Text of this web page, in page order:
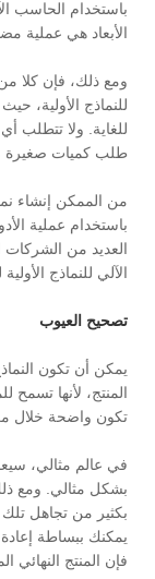
باستخدام الحاسب
الأبعاد هي عملية
للنماذج الأولية،
للغاية. ولا تتطلب
طلب كميات صغيرة
من الممكن إنشاء
باستخدام عملية
العديد من الشركات
الآلي للنماذج
تصحيح العيوب
يمكن أن تكون
المنتج، لأنها تسمح
تكون واضحة خلال
في عالم مثالي،
بشكل مثالي. ومع
بكثير من تجاهل تلك
يمكنك ببساطة
فإن المنتج